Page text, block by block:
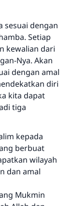
sesuai dengan
Setiap
kewalian dari
Nya. Akan
dengan amal
diri
kita dapat
tiga
kepada
berbuat
wilayah
dan amal
Mukmin